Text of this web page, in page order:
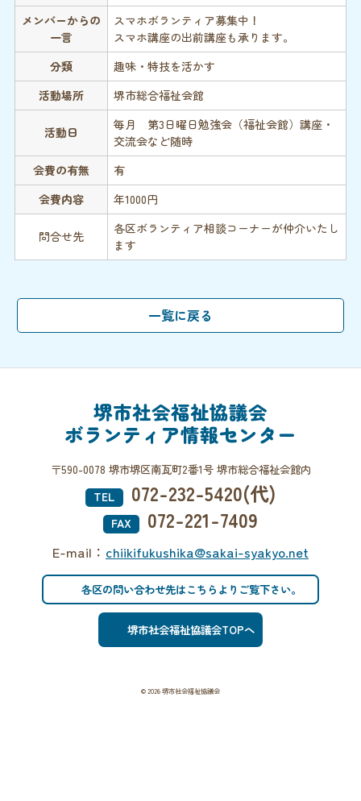
メンバーからの
一言
スマホボランティア募集中！
スマホ講座の出前講座も承ります。
分類
趣味・特技を活かす
活動場所
堺市総合福祉会館
活動日
毎月 第3日曜日勉強会（福祉会館）講座・
交流会など随時
会費の有無
有
会費内容
年1000円
問合せ先
各区ボランティア相談コーナーが仲介いたし
ます
堺市社会福祉協議会
ボランティア情報センター
〒590-0078 堺市堺区南瓦町2番1号 堺市総合福祉会館内
TEL
072-232-5420(代)
FAX 072-221-7409
E-mail： chiikifukushika@sakai-syakyo.net
各区の問い合わせ先はこちらよりご覧下さい。
堺市社会福祉協議会TOPへ
© 2026 堺市社会福祉協議会